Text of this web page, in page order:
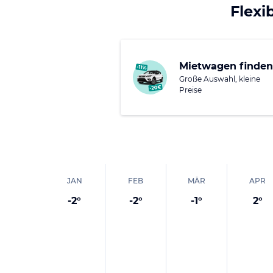
Zahlreiche
Veranstaltungen –
und Musikfestivals
Brenta in Borgo
Mietwagen finden
Große Auswahl, kleine
Preise
JAN
-2°
FEB
-2°
MÄR
-1°
APR
2°